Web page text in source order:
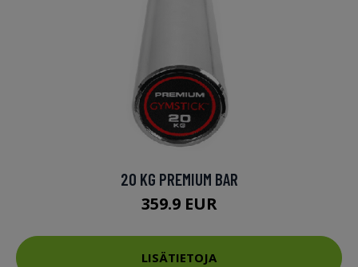
20 KG PREMIUM BAR
359.9 EUR
LISÄTIETOJA